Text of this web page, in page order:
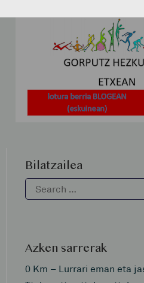
Bilatzailea
Azken sarrerak
0 Km – Lurrari eman eta